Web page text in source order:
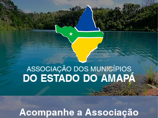
ASSOCIAÇÃO DOS MUNICÍPIOS
DO ESTADO DO AMAPÁ
Acompanhe a Associação